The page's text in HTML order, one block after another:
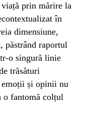
viață prin mărire la
în
dimensiune,
păstrând raportul
o singură linie
trăsături
și opinii nu
o fantomă colțul